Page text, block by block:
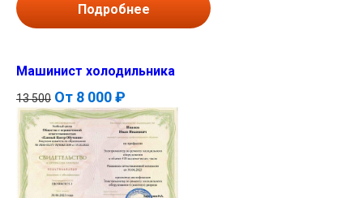
Подробнее
Машинист холодильника
13 500 От 8 000 ₽